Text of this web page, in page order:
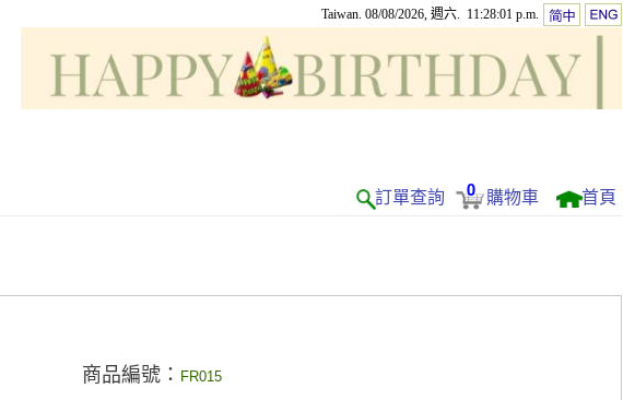
Taiwan. 08/08/2026, 週六. 11:28:01 p.m.
訂單查詢 0 購物車 首頁
商品編號： FR015